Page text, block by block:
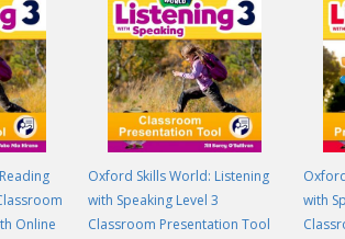
Online
Oxford Skills World: Listening
with Speaking Level 3
Classroom Presentation Tool
with